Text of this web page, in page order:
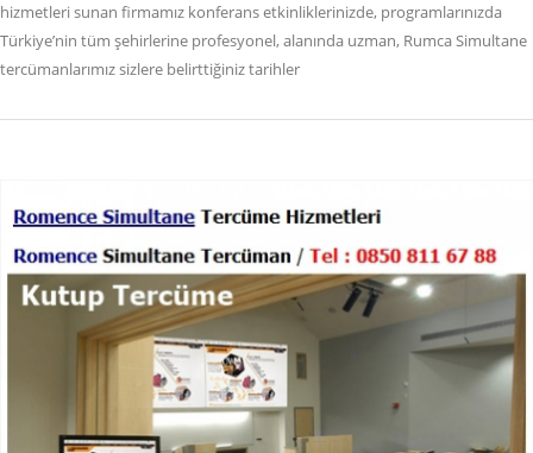
hizmetleri sunan firmamız konferans etkinliklerinizde, programlarınızda
Türkiye’nin tüm şehirlerine profesyonel, alanında uzman, Rumca Simultane
tercümanlarımız sizlere belirttiğiniz tarihler